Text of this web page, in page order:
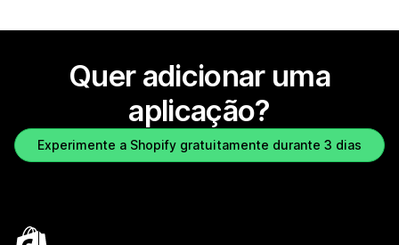
Quer adicionar uma
aplicação?
Experimente a Shopify gratuitamente durante 3 dias